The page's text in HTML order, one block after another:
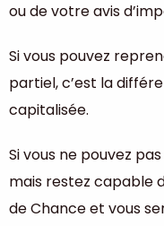
ou de votre avis
Si vous pouvez
partiel, c’est la
capitalisée.
Si vous ne pouvez
mais restez capable
de Chance et vous